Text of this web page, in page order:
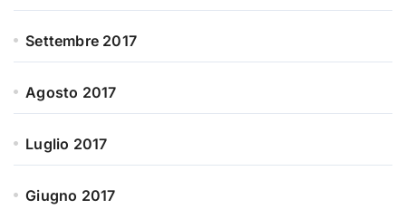
Settembre 2017
Agosto 2017
Luglio 2017
Giugno 2017